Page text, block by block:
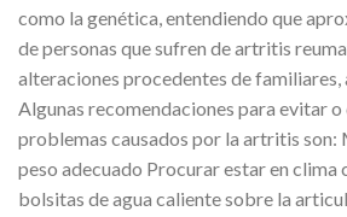
como la genética, entendiendo que
de personas que sufren de artritis
alteraciones procedentes de familiares,
Algunas recomendaciones para evitar
problemas causados por la artritis son:
peso adecuado Procurar estar en clima
bolsitas de agua caliente sobre la